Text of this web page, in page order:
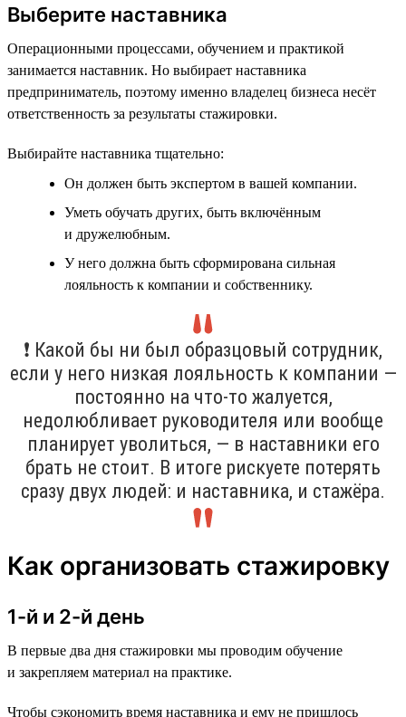
Выберите наставника
Операционными процессами, обучением и практикой
занимается наставник. Но выбирает наставника
предприниматель, поэтому именно владелец бизнеса несёт
ответственность за результаты стажировки.
Выбирайте наставника тщательно:
Он должен быть экспертом в вашей компании.
Уметь обучать других, быть включённым
и дружелюбным.
У него должна быть сформирована сильная
лояльность к компании и собственнику.
❗ Какой бы ни был образцовый сотрудник,
если у него низкая лояльность к компании —
постоянно на что-то жалуется,
недолюбливает руководителя или вообще
планирует уволиться, — в наставники его
брать не стоит. В итоге рискуете потерять
сразу двух людей: и наставника, и стажёра.
Как организовать стажировку
1-й и 2-й день
В первые два дня стажировки мы проводим обучение
и закрепляем материал на практике.
Чтобы сэкономить время наставника и ему не пришлось